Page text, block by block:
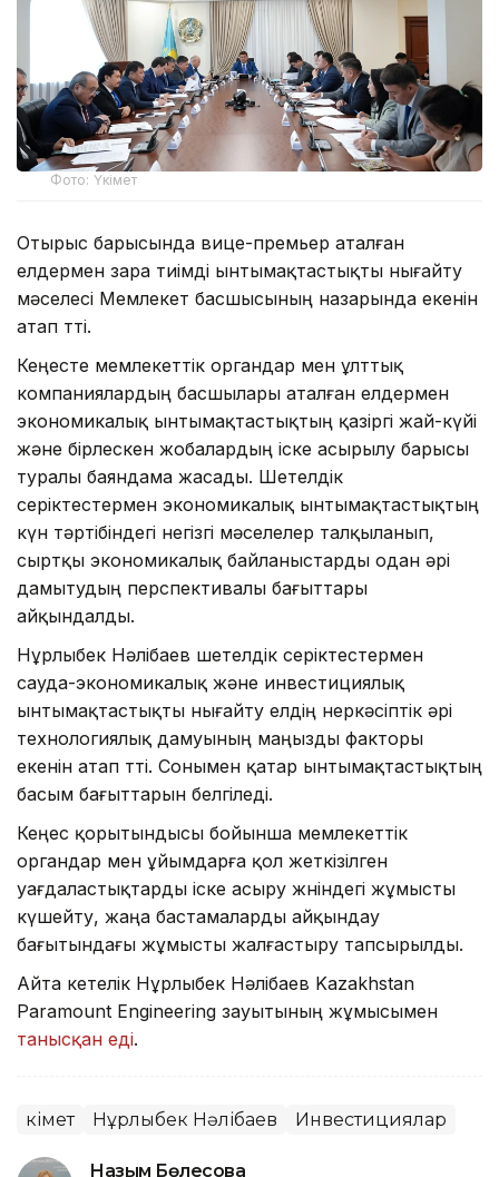
Фото: Үкімет
Отырыс барысында вице-премьер аталған
елдермен өзара тиімді ынтымақтастықты нығайту
мәселесі Мемлекет басшысының назарында екенін
атап өтті.
Кеңесте мемлекеттік органдар мен ұлттық
компаниялардың басшылары аталған елдермен
экономикалық ынтымақтастықтың қазіргі жай-күйі
және бірлескен жобалардың іске асырылу барысы
туралы баяндама жасады. Шетелдік
серіктестермен экономикалық ынтымақтастықтың
күн тәртібіндегі негізгі мәселелер талқыланып,
сыртқы экономикалық байланыстарды одан әрі
дамытудың перспективалы бағыттары
айқындалды.
Нұрлыбек Нәлібаев шетелдік серіктестермен
сауда-экономикалық және инвестициялық
ынтымақтастықты нығайту елдің өнеркәсіптік әрі
технологиялық дамуының маңызды факторы
екенін атап өтті. Сонымен қатар ынтымақтастықтың
басым бағыттарын белгіледі.
Кеңес қорытындысы бойынша мемлекеттік
органдар мен ұйымдарға қол жеткізілген
уағдаластықтарды іске асыру жөніндегі жұмысты
күшейту, жаңа бастамаларды айқындау
бағытындағы жұмысты жалғастыру тапсырылды.
Айта кетелік Нұрлыбек Нәлібаев Kazakhstan
Paramount Engineering зауытының жұмысымен
танысқан еді.
Үкімет Нұрлыбек Нәлібаев Инвестициялар
Назым Бөлесова